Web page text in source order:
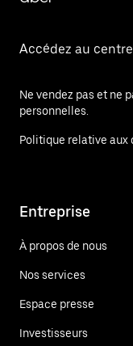
Accédez au
Ne vendez pas et ne
personnelles.
Politique relative aux
Entreprise
À propos de nous
Nos services
Espace presse
Investisseurs